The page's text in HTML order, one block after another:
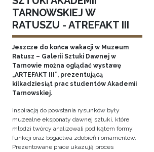
TARNOWSKIEJ W
RATUSZU - ATREFAKT III
Jeszcze do końca wakacji w Muzeum
Ratusz – Galerii Sztuki Dawnej w
Tarnowie można oglądać wystawę
„ARTEFAKT III”, prezentującą
kilkadziesiąt prac studentów Akademii
Tarnowskiej.
Inspiracją do powstania rysunków były
muzealne eksponaty dawnej sztuki, które
młodzi twórcy analizowali pod kątem formy,
funkcji oraz bogactwa zdobień i ornamentów.
Prezentowane prace ukazują proces